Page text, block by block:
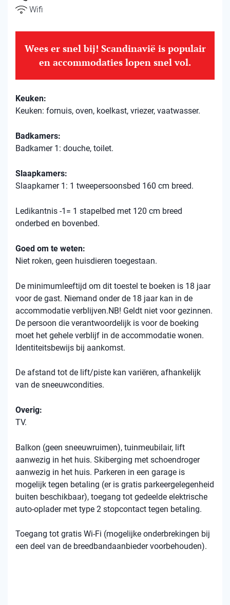
Wifi
Wees er snel bij! Scandinavië is populair
en accommodaties lopen snel vol.
Keuken:
Keuken: fornuis, oven, koelkast, vriezer, vaatwasser.
Badkamers:
Badkamer 1: douche, toilet.
Slaapkamers:
Slaapkamer 1: 1 tweepersoonsbed 160 cm breed.
Ledikantnis -1= 1 stapelbed met 120 cm breed
onderbed en bovenbed.
Goed om te weten:
Niet roken, geen huisdieren toegestaan.
De minimumleeftijd om dit toestel te boeken is 18 jaar
voor de gast. Niemand onder de 18 jaar kan in de
accommodatie verblijven.NB! Geldt niet voor gezinnen.
De persoon die verantwoordelijk is voor de boeking
moet het gehele verblijf in de accommodatie wonen.
Identiteitsbewijs bij aankomst.
De afstand tot de lift/piste kan variëren, afhankelijk
van de sneeuwcondities.
Overig:
TV.
Balkon (geen sneeuwruimen), tuinmeubilair, lift
aanwezig in het huis. Skiberging met schoendroger
aanwezig in het huis. Parkeren in een garage is
mogelijk tegen betaling (er is gratis parkeergelegenheid
buiten beschikbaar), toegang tot gedeelde elektrische
auto-oplader met type 2 stopcontact tegen betaling.
Toegang tot gratis Wi-Fi (mogelijke onderbrekingen bij
een deel van de breedbandaanbieder voorbehouden).